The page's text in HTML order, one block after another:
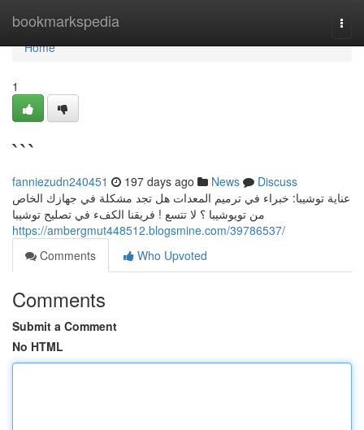
bookmarkspedia
Home
Home
1
```
fanniezudn240451 197 days ago News
Discuss
عناية توشيبا: خبراء في ترميم المعدات هل تجد مشكلة في جهازك الخاص
من تويوشيبا ؟ لا تتسع ! فريقنا الكفء في تصليح توشيبا
https://ambergmut448512.blogsmine.com/39786537/
Comments
Who Upvoted
Comments
Submit a Comment
No HTML